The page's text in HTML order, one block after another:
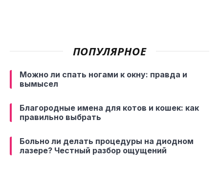
ПОПУЛЯРНОЕ
Можно ли спать ногами к окну: правда и
вымысел
Благородные имена для котов и кошек: как
правильно выбрать
Больно ли делать процедуры на диодном
лазере? Честный разбор ощущений